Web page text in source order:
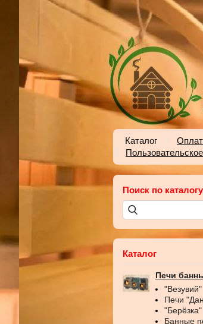
Каталог
Поиск по каталогу
Каталог
Печи
"Везувий"
Печи
"Берёзка"
Банные